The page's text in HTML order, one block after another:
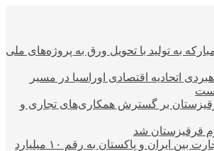
به تولید با تحویل ورق به پروژه‌های ملی
اتحادیه اقتصادی اوراسیا در مسیر
بر گسترش همکاری‌های تجاری و
قرقیزستان شد
افزایش حجم تجارت بین ایران و پاکستان به رقم ۱۰ میلیارد